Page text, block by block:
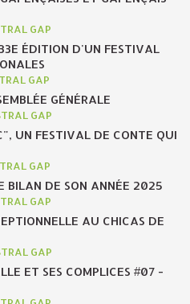
GAP
ÉDITION D'UN FESTIVAL
GAP
GÉNÉRALE
GAP
UN FESTIVAL DE CONTE QUI
GAP
BILAN DE SON ANNÉE 2025
GAP
AU CHICAS DE
GAP
ET SES COMPLICES #07 -